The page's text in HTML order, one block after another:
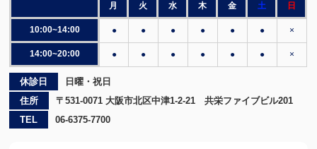
月 火 水 木 金 土 日
10:00~14:00 ● ● ● ● ● ● ×
14:00~20:00 ● ● ● ● ● ● ×
休診日
日曜・祝日
住所
〒531-0071 大阪市北区中津1-2-21 共栄ファイブビル201
TEL
06-6375-7700